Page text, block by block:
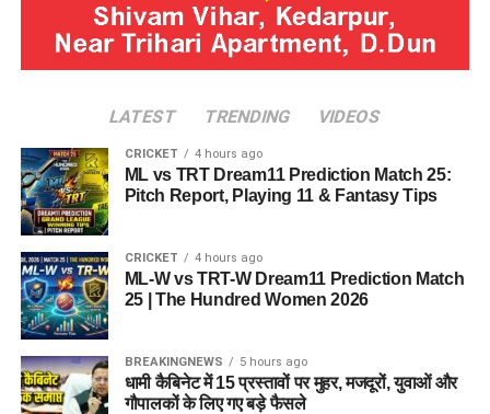
LATEST TRENDING VIDEOS
CRICKET 4 hours ago
ML vs TRT Dream11 Prediction Match 25:
Pitch Report, Playing 11 & Fantasy Tips
CRICKET 4 hours ago
ML-W vs TRT-W Dream11 Prediction Match
25 | The Hundred Women 2026
BREAKINGNEWS 5 hours ago
धामी कैबिनेट में 15 प्रस्तावों पर मुहर, मजदूरों, युवाओं और
गौपालकों के लिए गए बड़े फैसले